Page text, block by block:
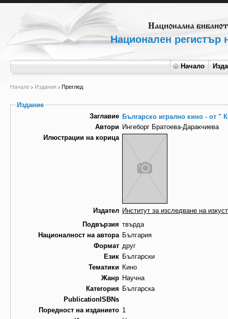
Национален регистър
Начало
Начало Издания Преглед
Издание
Заглавие Българско игрално кино - от
Автори Ингеборг Братоева-Даракчиева
Илюстрации на корица
Издател Институт за изследване на
Подвързия твърда
Националност на автора България
Формат друг
Език Български
Тематики Кино
Жанр Научна
Категория Българска
PublicationISBNs
Поредност на изданието 1